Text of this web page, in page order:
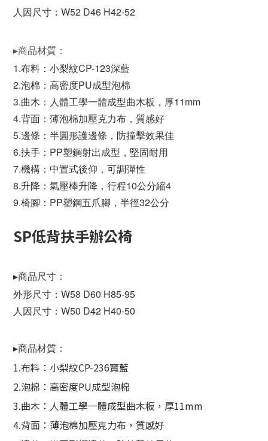
人因尺寸：W52 D46 H42-52
▸商品材質：
1.布料：小梨紋CP-123深藍
2.泡棉：高密度PU成型泡棉
3.曲木：人體工學一體成型曲木板，厚11mm
4.背面：薄泡棉加壓克力布，質感好
5.邊條：半圓形護邊條，防撞擊效果佳
6.扶手：PP塑鋼射出成型，堅固耐用
7.機構：中置式後仰，可調彈性
8.升降：氣壓棒升降，行程10公分縮4
9.椅腳：PP塑鋼五爪腳，半徑32公分
SP低背扶手辦公椅
▸商品尺寸：
外形尺寸：W58 D60 H85-95
人因尺寸：W50 D42 H40-50
▸商品材質：
1.布料：小梨紋CP-236寶藍
2.泡棉：高密度PU成型泡棉
3.曲木：人體工學一體成型曲木板，厚11mm
4.背面：薄泡棉加壓克力布，質感好